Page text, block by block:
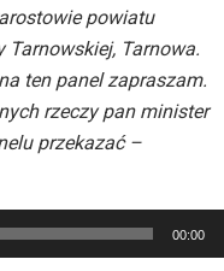
powiatu
Tarnowskiej, Tarnowa.
ten panel zapraszam.
rzeczy pan minister
przekazać –
00:00